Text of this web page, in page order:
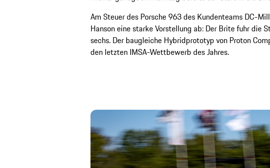
Am Steuer des Porsche 963 des Kundenteams DC-
Hanson eine starke Vorstellung ab: Der Brite fuhr die
sechs. Der baugleiche Hybridprototyp von Proton
den letzten IMSA-Wettbewerb des Jahres.